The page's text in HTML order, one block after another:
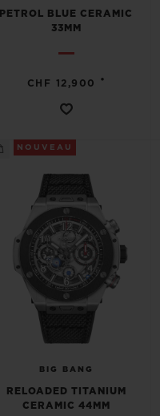
PETROL BLUE CERAMIC
33MM
CHF 12,900 •
NOUVEAU
BIG BANG
RELOADED TITANIUM
CERAMIC 44MM